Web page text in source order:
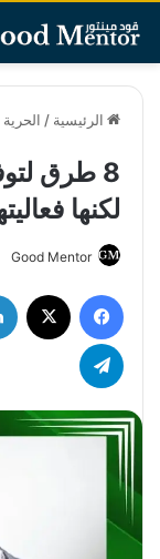
الرئيسية / الحرية
8 طرق
لكنها
Good Mentor
فيسبوك
تيلقرام